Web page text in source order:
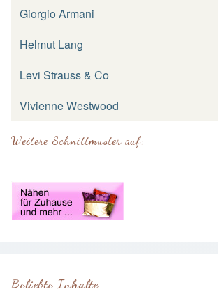
Beliebte Inhalte
Giorgio Armani
Helmut Lang
Levi Strauss & Co
Vivienne Westwood
Weitere Schnittmuster auf: